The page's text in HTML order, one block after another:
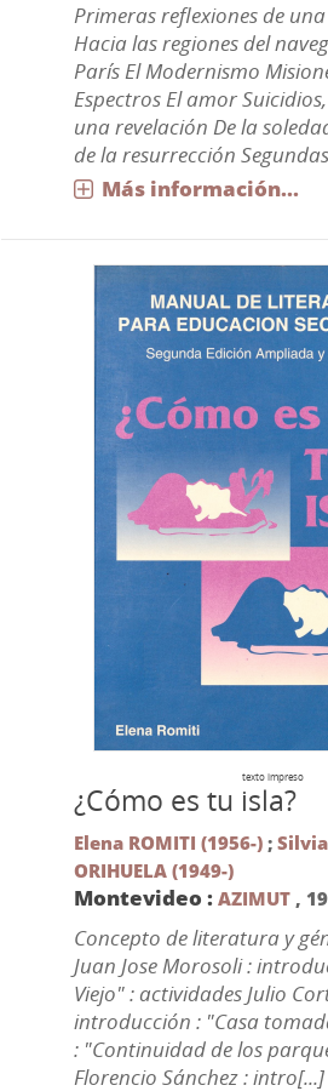
Primeras reflexiones de
Hacia las regiones del
París El Modernismo
Espectros El amor
una revelación De la
de la resurrección
Más información...
texto impreso
¿Cómo es tu isla?
Elena ROMITI (1956-);
ORIHUELA (1949-)
Montevideo : AZIMUT,
Concepto de literatura y
Juan Jose Morosoli :
Viejo" : actividades Julio
introducción : "Casa
: "Continuidad de los
Florencio Sánchez : intro[...]